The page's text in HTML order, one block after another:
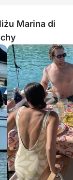
Marina di